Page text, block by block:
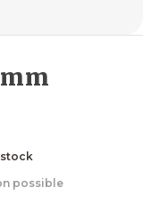
possible